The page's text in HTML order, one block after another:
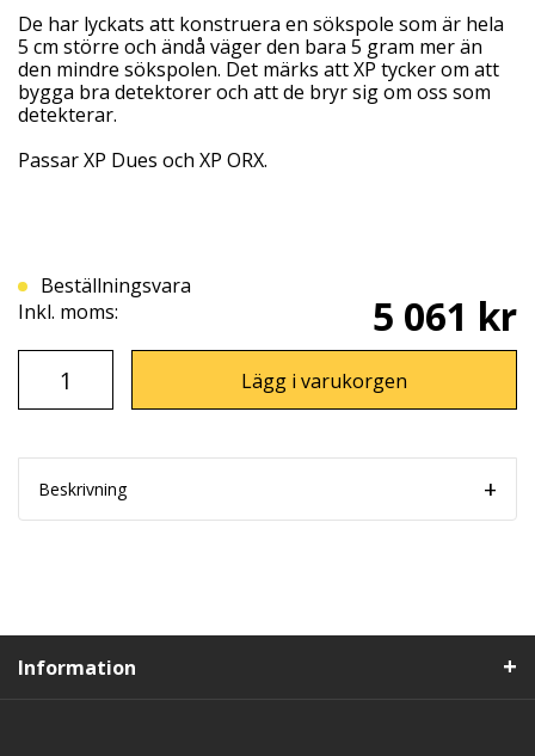
De har lyckats att konstruera en sökspole som är hela
5 cm större och ändå väger den bara 5 gram mer än
den mindre sökspolen. Det märks att XP tycker om att
bygga bra detektorer och att de bryr sig om oss som
detekterar.
Passar XP Dues och XP ORX.
Beställningsvara
Inkl. moms:
5 061 kr
Lägg i varukorgen
Beskrivning
Information